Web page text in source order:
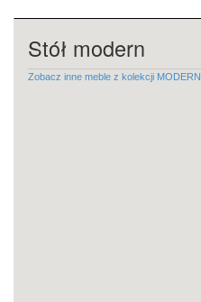
Stół modern
Zobacz inne meble z kolekcji MODERN.